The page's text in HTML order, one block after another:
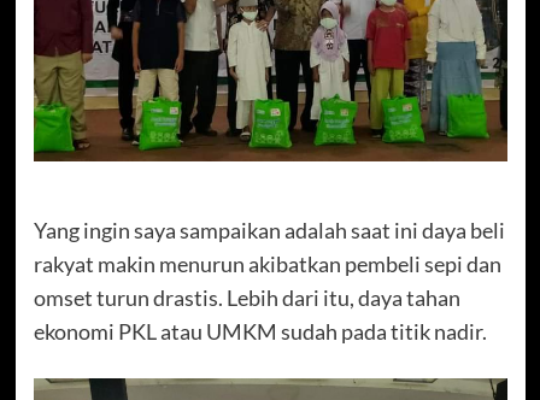
Yang ingin saya sampaikan adalah saat ini daya beli
rakyat makin menurun akibatkan pembeli sepi dan
omset turun drastis. Lebih dari itu, daya tahan
ekonomi PKL atau UMKM sudah pada titik nadir.